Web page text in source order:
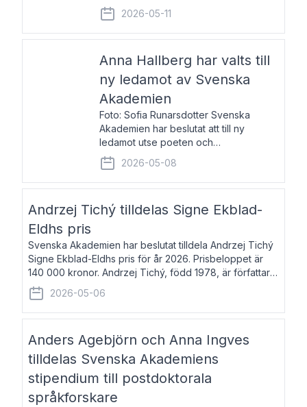
Michaelsdotter Svenska Akademiens
debutantpris för år 2026. Priset är
nyinstiftat och syftar till att lyfta fram
2026-05-11
Anna Hallberg har valts till
ny ledamot av Svenska
Akademien
Foto: Sofia Runarsdotter Svenska
Akademien har beslutat att till ny
ledamot utse poeten och
litteraturkritikern Anna Hallberg. Hon
efterträder poeten Tua Forsström på
stol 18 och kommer att ta sitt inträde vid
2026-05-08
Andrzej Tichý tilldelas Signe Ekblad-
Eldhs pris
Svenska Akademien har beslutat tilldela Andrzej Tichý
Signe Ekblad-Eldhs pris för år 2026. Prisbeloppet är
140 000 kronor. Andrzej Tichý, född 1978, är författare
och kulturskribent. Han debuterade 2005 med den
lovordade romanen Sex liter l
2026-05-06
Anders Agebjörn och Anna Ingves
tilldelas Svenska Akademiens
stipendium till postdoktorala
språkforskare